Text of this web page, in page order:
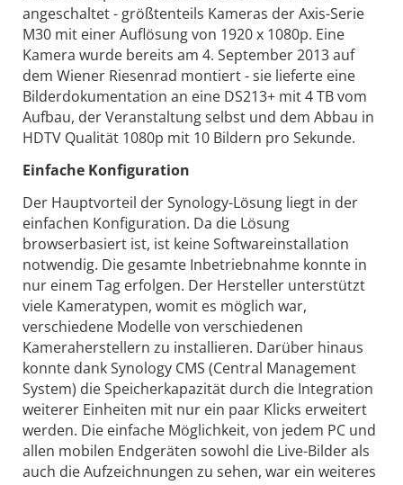
angeschaltet - größtenteils Kameras der Axis-Serie
M30 mit einer Auflösung von 1920 x 1080p. Eine
Kamera wurde bereits am 4. September 2013 auf
dem Wiener Riesenrad montiert - sie lieferte eine
Bilderdokumentation an eine DS213+ mit 4 TB vom
Aufbau, der Veranstaltung selbst und dem Abbau in
HDTV Qualität 1080p mit 10 Bildern pro Sekunde.
Einfache Konfiguration
Der Hauptvorteil der Synology-Lösung liegt in der
einfachen Konfiguration. Da die Lösung
browserbasiert ist, ist keine Softwareinstallation
notwendig. Die gesamte Inbetriebnahme konnte in
nur einem Tag erfolgen. Der Hersteller unterstützt
viele Kameratypen, womit es möglich war,
verschiedene Modelle von verschiedenen
Kameraherstellern zu installieren. Darüber hinaus
konnte dank Synology CMS (Central Management
System) die Speicherkapazität durch die Integration
weiterer Einheiten mit nur ein paar Klicks erweitert
werden. Die einfache Möglichkeit, von jedem PC und
allen mobilen Endgeräten sowohl die Live-Bilder als
auch die Aufzeichnungen zu sehen, war ein weiteres